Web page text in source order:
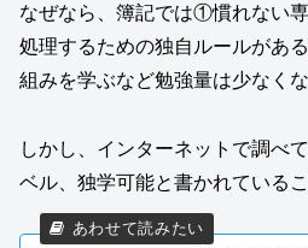
なぜなら、簿記では①慣れない
処理するための独自ルールがあ
組みを学ぶなど勉強量は少なくな
しかし、インターネットで調べ
ベル、独学可能と書かれている